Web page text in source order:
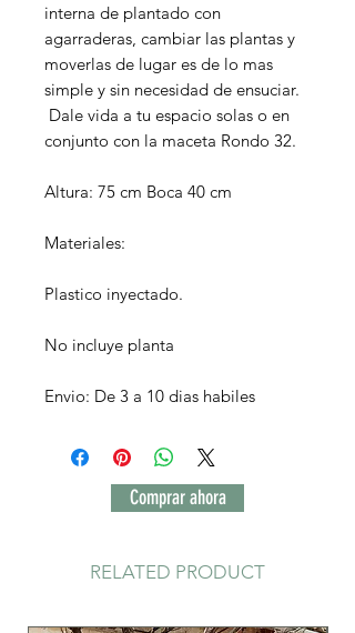
interna de plantado con
agarraderas, cambiar las plantas y
moverlas de lugar es de lo mas
simple y sin necesidad de ensuciar.
Dale vida a tu espacio solas o en
conjunto con la maceta Rondo 32.
Altura: 75 cm Boca 40 cm
Materiales:
Plastico inyectado.
No incluye planta
Envio: De 3 a 10 dias habiles
Comprar ahora
RELATED PRODUCT